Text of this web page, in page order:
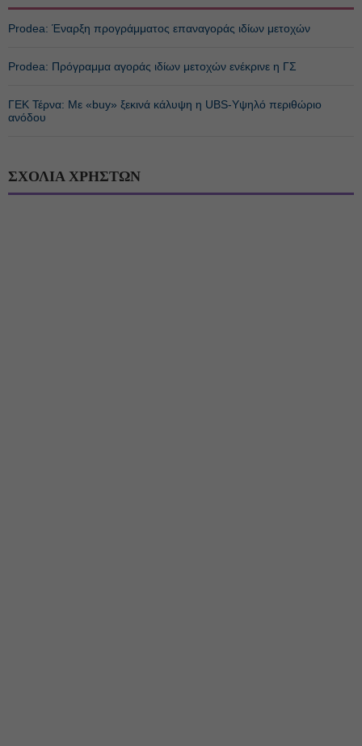
Prodea: Έναρξη προγράμματος επαναγοράς ιδίων μετοχών
Prodea: Πρόγραμμα αγοράς ιδίων μετοχών ενέκρινε η ΓΣ
ΓΕΚ Τέρνα: Με «buy» ξεκινά κάλυψη η UBS-Υψηλό περιθώριο
ανόδου
ΣΧΟΛΙΑ ΧΡΗΣΤΩΝ